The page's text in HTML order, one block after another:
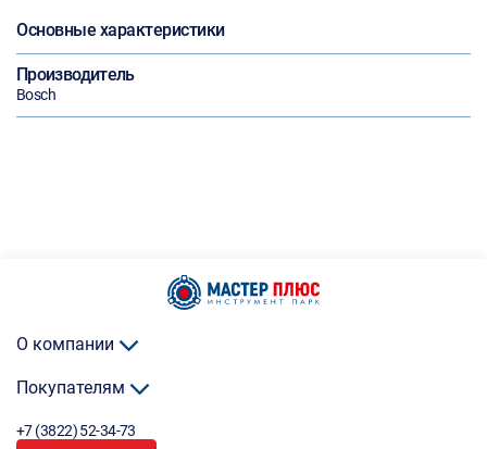
Основные характеристики
Производитель
Bosch
О компании
Покупателям
+7 (3822) 52-34-73